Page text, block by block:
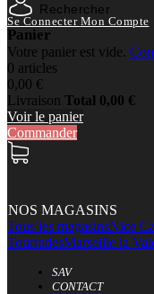
Rechercher
Se Connecter Mon Compte
Panier
Votre panier est vide.
0 articles
0,00 €
Livraison Total 0,00 €
Voir le panier
Commander
NOS MAGASINS
Tous les magasinsNice
TourradesMarseille la
SAV
CONTACT